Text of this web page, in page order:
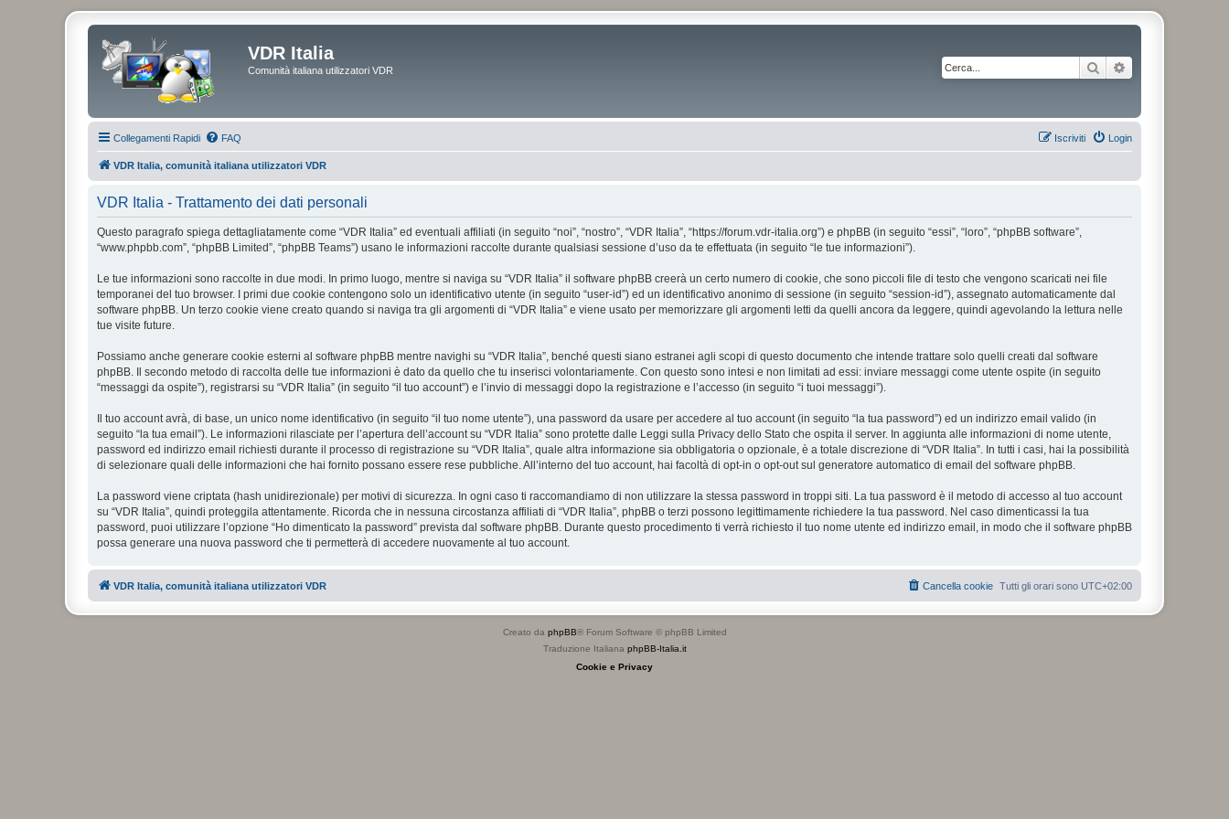
VDR Italia
Comunità italiana utilizzatori VDR Cerca
Collegamenti Rapidi FAQ Login
Iscriviti
VDR Italia, comunità italiana utilizzatori VDR
VDR Italia - Trattamento dei dati personali
Questo paragrafo spiega dettagliatamente come “VDR Italia” ed eventuali affiliati (in seguito “noi”, “nostro”, “VDR Italia”, “https://forum.vdr-italia.org”) e phpBB (in seguito “essi”, “loro”, “phpBB software”,
“www.phpbb.com”, “phpBB Limited”, “phpBB Teams”) usano le informazioni raccolte durante qualsiasi sessione d’uso da te effettuata (in seguito “le tue informazioni”).
Le tue informazioni sono raccolte in due modi. In primo luogo, mentre si naviga su “VDR Italia” il software phpBB creerà un certo numero di cookie, che sono piccoli file di testo che vengono scaricati nei file
temporanei del tuo browser. I primi due cookie contengono solo un identificativo utente (in seguito “user-id”) ed un identificativo anonimo di sessione (in seguito “session-id”), assegnato automaticamente dal
software phpBB. Un terzo cookie viene creato quando si naviga tra gli argomenti di “VDR Italia” e viene usato per memorizzare gli argomenti letti da quelli ancora da leggere, quindi agevolando la lettura nelle
tue visite future.
Possiamo anche generare cookie esterni al software phpBB mentre navighi su “VDR Italia”, benché questi siano estranei agli scopi di questo documento che intende trattare solo quelli creati dal software
phpBB. Il secondo metodo di raccolta delle tue informazioni è dato da quello che tu inserisci volontariamente. Con questo sono intesi e non limitati ad essi: inviare messaggi come utente ospite (in seguito
“messaggi da ospite”), registrarsi su “VDR Italia” (in seguito “il tuo account”) e l’invio di messaggi dopo la registrazione e l’accesso (in seguito “i tuoi messaggi”).
Il tuo account avrà, di base, un unico nome identificativo (in seguito “il tuo nome utente”), una password da usare per accedere al tuo account (in seguito “la tua password”) ed un indirizzo email valido (in
seguito “la tua email”). Le informazioni rilasciate per l’apertura dell’account su “VDR Italia” sono protette dalle Leggi sulla Privacy dello Stato che ospita il server. In aggiunta alle informazioni di nome utente,
password ed indirizzo email richiesti durante il processo di registrazione su “VDR Italia”, quale altra informazione sia obbligatoria o opzionale, è a totale discrezione di “VDR Italia”. In tutti i casi, hai la possibilità
di selezionare quali delle informazioni che hai fornito possano essere rese pubbliche. All’interno del tuo account, hai facoltà di opt-in o opt-out sul generatore automatico di email del software phpBB.
La password viene criptata (hash unidirezionale) per motivi di sicurezza. In ogni caso ti raccomandiamo di non utilizzare la stessa password in troppi siti. La tua password è il metodo di accesso al tuo account
su “VDR Italia”, quindi proteggila attentamente. Ricorda che in nessuna circostanza affiliati di “VDR Italia”, phpBB o terzi possono legittimamente richiedere la tua password. Nel caso dimenticassi la tua
password, puoi utilizzare l’opzione “Ho dimenticato la password” prevista dal software phpBB. Durante questo procedimento ti verrà richiesto il tuo nome utente ed indirizzo email, in modo che il software phpBB
possa generare una nuova password che ti permetterà di accedere nuovamente al tuo account.
VDR Italia, comunità italiana utilizzatori VDR Tutti gli orari sono UTC+02:00
Cancella cookie
Creato da phpBB® Forum Software © phpBB Limited
Traduzione Italiana phpBB-Italia.it
Cookie e Privacy